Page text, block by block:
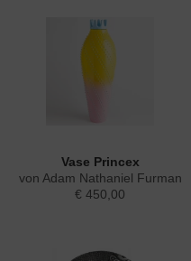
Vase Princex
von Adam Nathaniel Furman
€ 450,00